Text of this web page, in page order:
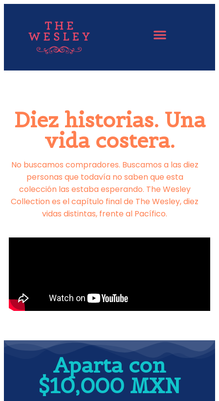
Diez historias. Una
vida costera.
No buscamos compradores. Buscamos a las diez
personas que todavía no saben que esta
colección las estaba esperando. The Wesley
Collection es el capítulo final de The Wesley, diez
vidas distintas, frente al Pacífico.
Aparta con
$10,000 MXN